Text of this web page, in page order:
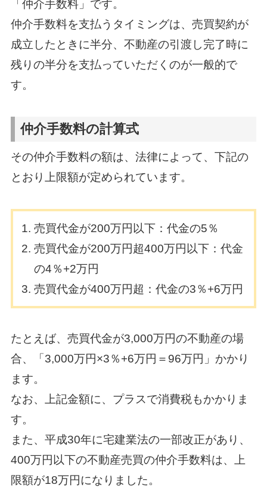
「仲介手数料」です。
仲介手数料を支払うタイミングは、売買契約が
成立したときに半分、不動産の引渡し完了時に
残りの半分を支払っていただくのが一般的で
す。
仲介手数料の計算式
その仲介手数料の額は、法律によって、下記の
とおり上限額が定められています。
売買代金が200万円以下：代金の5％
売買代金が200万円超400万円以下：代金
の4％+2万円
売買代金が400万円超：代金の3％+6万円
たとえば、売買代金が3,000万円の不動産の場
合、「3,000万円×3％+6万円＝96万円」かかり
ます。
なお、上記金額に、プラスで消費税もかかりま
す。
また、平成30年に宅建業法の一部改正があり、
400万円以下の不動産売買の仲介手数料は、上
限額が18万円になりました。